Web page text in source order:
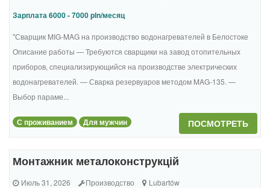
Зарплата 6000 - 7000 pln/месяц
"Сварщик MIG-MAG на производство водонагревателей в Белостоке
Описание работы — Требуются сварщики на завод отопительных
приборов, специализирующийся на производстве электрических
водонагревателей. — Сварка резервуаров методом MAG-135. —
Выбор параме...
С проживанием Для мужчин ПОСМОТРЕТЬ
Монтажник металоконструкцій
Июль 31, 2026 Производство Lubartów